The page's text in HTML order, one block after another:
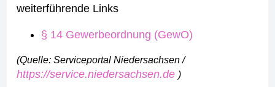
weiterführende Links
§ 14 Gewerbeordnung (GewO)
(Quelle: Serviceportal Niedersachsen /
https://service.niedersachsen.de )